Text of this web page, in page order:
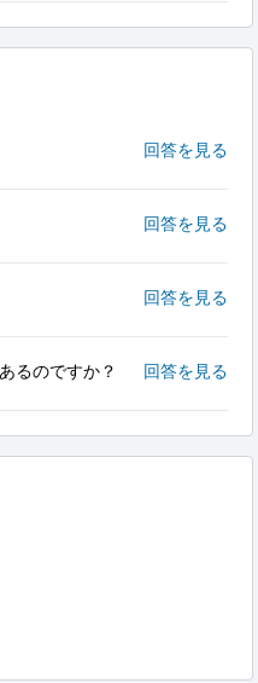
回答を見る
回答を見る
回答を見る
るのですか？ 回答を見る